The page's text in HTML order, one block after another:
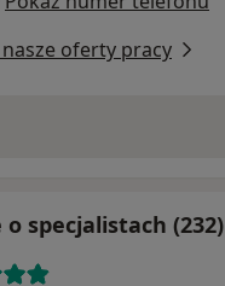
oferty pracy
o specjalistach (232)